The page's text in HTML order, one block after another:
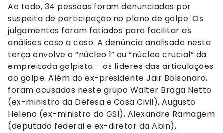
Ao todo, 34 pessoas foram denunciadas por
suspeita de participação no plano de golpe. Os
julgamentos foram fatiados para facilitar as
análises caso a caso. A denúncia analisada nesta
terça envolve o “núcleo 1” ou “núcleo crucial” da
empreitada golpista – os líderes das articulações
do golpe. Além do ex-presidente Jair Bolsonaro,
foram acusados neste grupo Walter Braga Netto
(ex-ministro da Defesa e Casa Civil), Augusto
Heleno (ex-ministro do GSI), Alexandre Ramagem
(deputado federal e ex-diretor da Abin),